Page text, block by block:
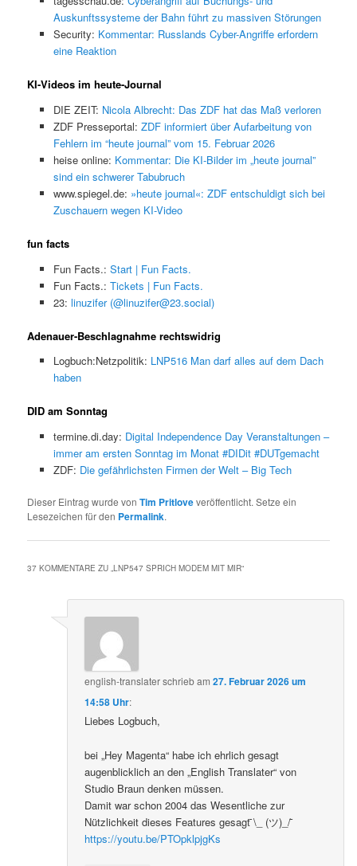
Auskunftssysteme der Bahn führt zu massiven Störungen
Security: Kommentar: Russlands Cyber-Angriffe erfordern
eine Reaktion
KI-Videos im heute-Journal
DIE ZEIT: Nicola Albrecht: Das ZDF hat das Maß verloren
ZDF Presseportal: ZDF informiert über Aufarbeitung von
Fehlern im “heute journal” vom 15. Februar 2026
heise online: Kommentar: Die KI-Bilder im „heute journal”
sind ein schwerer Tabubruch
www.spiegel.de: »heute journal«: ZDF entschuldigt sich bei
Zuschauern wegen KI-Video
fun facts
Fun Facts.: Start | Fun Facts.
Fun Facts.: Tickets | Fun Facts.
23: linuzifer (@linuzifer@23.social)
Adenauer-Beschlagnahme rechtswidrig
Logbuch:Netzpolitik: LNP516 Man darf alles auf dem Dach
haben
DID am Sonntag
termine.di.day: Digital Independence Day Veranstaltungen –
immer am ersten Sonntag im Monat #DIDit #DUTgemacht
ZDF: Die gefährlichsten Firmen der Welt – Big Tech
Dieser Eintrag wurde vonTim Pritloveveröffentlicht. Setze ein
Lesezeichen für den Permalink.
37 KOMMENTARE ZU „LNP547 SPRICH MODEM MIT MIR“
english-translaterschriebam27. Februar 2026 um
14:58 Uhr:
Liebes Logbuch,
bei „Hey Magenta“ habe ich ehrlich gesagt
augenblicklich an den „English Translater“ von
Studio Braun denken müssen.
Damit war schon 2004 das Wesentliche zur
Nützlichkeit dieses Features gesagt ̄\_ (ツ)_/ ̄
https://youtu.be/PTOpklpjgKs